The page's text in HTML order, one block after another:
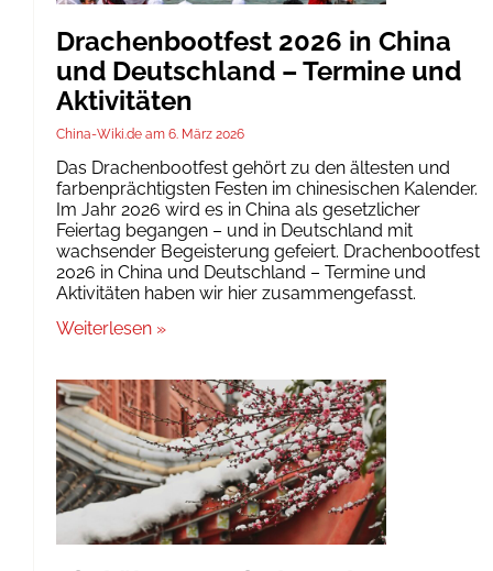
Drachenbootfest 2026 in China
und Deutschland – Termine und
Aktivitäten
China-Wiki.de 6. März 2026
Das Drachenbootfest gehört zu den ältesten und
farbenprächtigsten Festen im chinesischen Kalender.
Im Jahr 2026 wird es in China als gesetzlicher
Feiertag begangen – und in Deutschland mit
wachsender Begeisterung gefeiert. Drachenbootfest
2026 in China und Deutschland – Termine und
Aktivitäten haben wir hier zusammengefasst.
Weiterlesen »